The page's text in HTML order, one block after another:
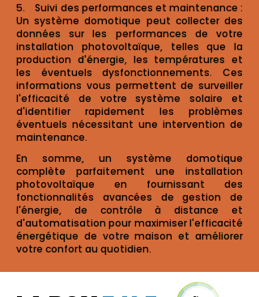
5. Suivi des performances et maintenance :
Un système domotique peut collecter des
données sur les performances de votre
installation photovoltaïque, telles que la
production d'énergie, les températures et
les éventuels dysfonctionnements. Ces
informations vous permettent de surveiller
l'efficacité de votre système solaire et
d'identifier rapidement les problèmes
éventuels nécessitant une intervention de
maintenance.
En somme, un système domotique
complète parfaitement une installation
photovoltaïque en fournissant des
fonctionnalités avancées de gestion de
l'énergie, de contrôle à distance et
d'automatisation pour maximiser l'efficacité
énergétique de votre maison et améliorer
votre confort au quotidien.